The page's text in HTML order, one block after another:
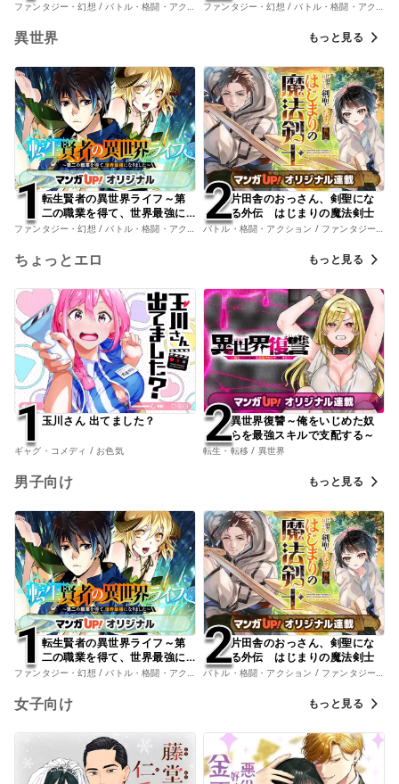
なりました～ 説になっていた。
異世界 もっと見る
1
1転生賢者の異世界ライフ～第
二の職業を得て、世界最強に
なりました～
2
2片田舎のおっさん、剣聖にな
る外伝 はじまりの魔法剣士
ちょっとエロ もっと見る
1
1玉川さん 出てました？
ギャグ・コメディ / お色気 2
2異世界復讐～俺をいじめた奴
らを最強スキルで支配する～
転生・転移 / 異世界
男子向け もっと見る
1
1転生賢者の異世界ライフ～第
二の職業を得て、世界最強に
なりました～
ファンタジー・幻想 / バトル・格闘・アクション 2
2片田舎のおっさん、剣聖にな
る外伝 はじまりの魔法剣士
バトル・格闘・アクション / ファンタジー・幻想
女子向け もっと見る